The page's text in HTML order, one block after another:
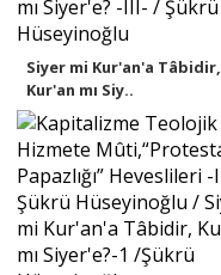
Siyer mi Kur'an'a Tâbidir,
Kur'an mı Siy..